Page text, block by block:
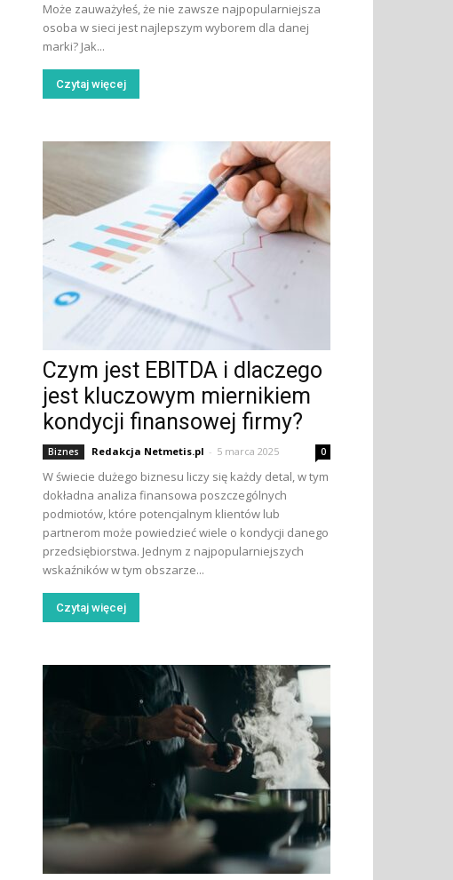
Może zauważyłeś, że nie zawsze najpopularniejsza
osoba w sieci jest najlepszym wyborem dla danej
marki? Jak...
Czytaj więcej
Czym jest EBITDA i dlaczego
jest kluczowym miernikiem
kondycji finansowej firmy?
Biznes Redakcja Netmetis.pl - 5 marca 2025 0
W świecie dużego biznesu liczy się każdy detal, w tym
dokładna analiza finansowa poszczególnych
podmiotów, które potencjalnym klientów lub
partnerom może powiedzieć wiele o kondycji danego
przedsiębiorstwa. Jednym z najpopularniejszych
wskaźników w tym obszarze...
Czytaj więcej